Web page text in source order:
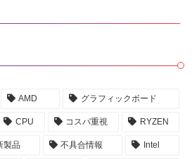
AMD グラフィックボード
CPU コスパ重視 RYZEN
製品 不具合情報 Intel